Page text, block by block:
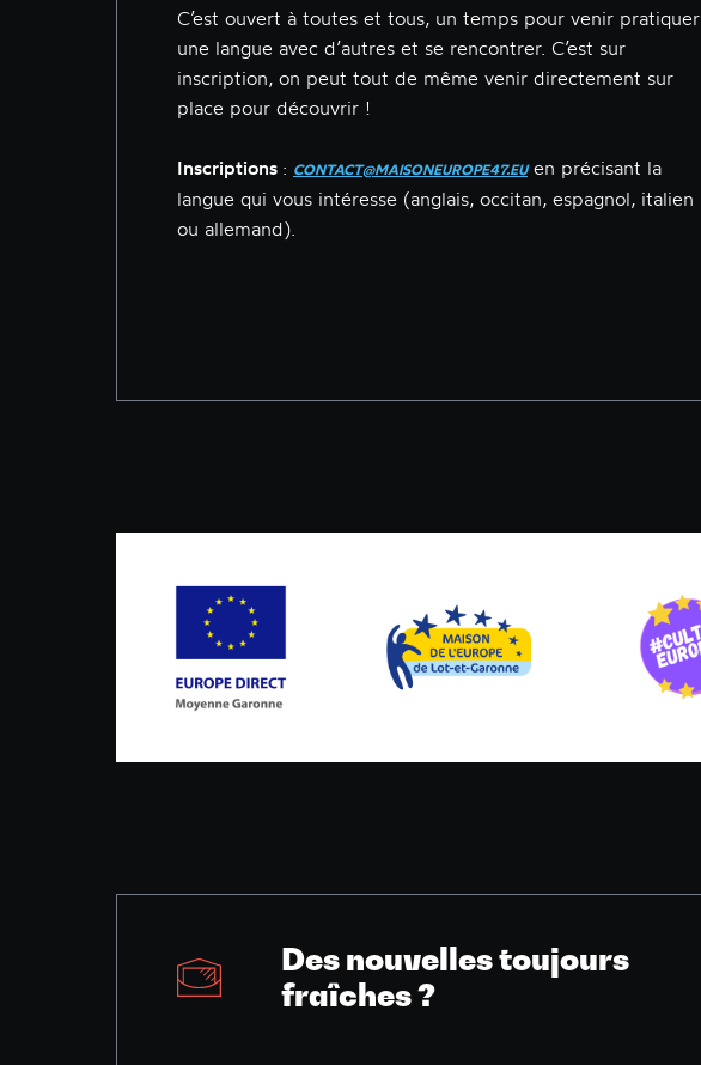
C’est ouvert à toutes et tous, un temps pour venir pratiquer
une langue avec d’autres et se rencontrer. C’est sur
inscription, on peut tout de même venir directement sur
place pour découvrir !
Inscriptions : CONTACT@MAISONEUROPE47.EUen précisant la
langue qui vous intéresse (anglais, occitan, espagnol, italien
ou allemand).
Des nouvelles toujours
fraîches ?